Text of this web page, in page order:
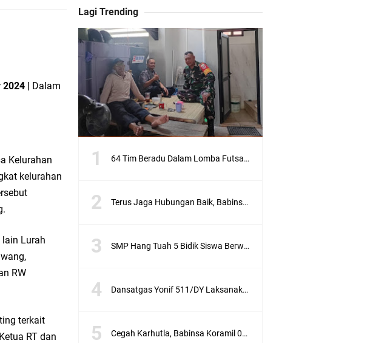
| Dalam
Kelurahan
kelurahan
Lurah
RW
terkait
RT dan
Lagi Trending
64 Tim Beradu Dalam Lomba Futsal Yayasan Hang Tuah Cup II/ 2023
Terus Jaga Hubungan Baik, Babinsa Laksanakan Komsos Dengan Warga Binaan
SMP Hang Tuah 5 Bidik Siswa Berwirausaha Menuju Profil Pelajar Pancasila
Dansatgas Yonif 511/DY Laksanakan Upacara HUT TNI Ke-77 Secara Virtual Dengan Presiden RI
Cegah Karhutla, Babinsa Koramil 04/Banjarmasin Utara Lakukan Patroli